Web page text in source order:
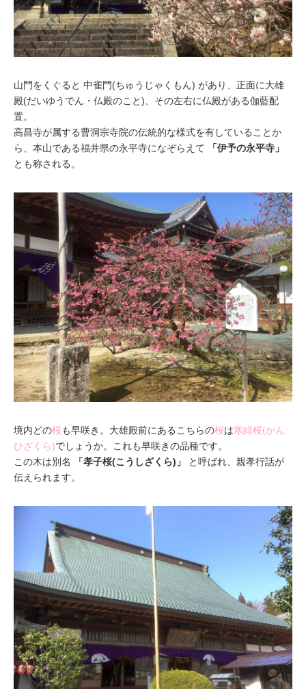
山門をくぐると 中雀門(ちゅうじゃくもん) があり、正面に大雄
殿(だいゆうでん・仏殿のこと)、その左右に仏殿がある伽藍配
置。
高昌寺が属する曹洞宗寺院の伝統的な様式を有していることか
ら、本山である福井県の永平寺になぞらえて 「伊予の永平寺」
とも称される。
境内どの桜も早咲き。大雄殿前にあるこちらの桜は寒緋桜(かん
ひざくら)でしょうか。これも早咲きの品種です。
この木は別名
「孝子桜(こうしざくら)」
と呼ばれ、親孝行話が
伝えられます。